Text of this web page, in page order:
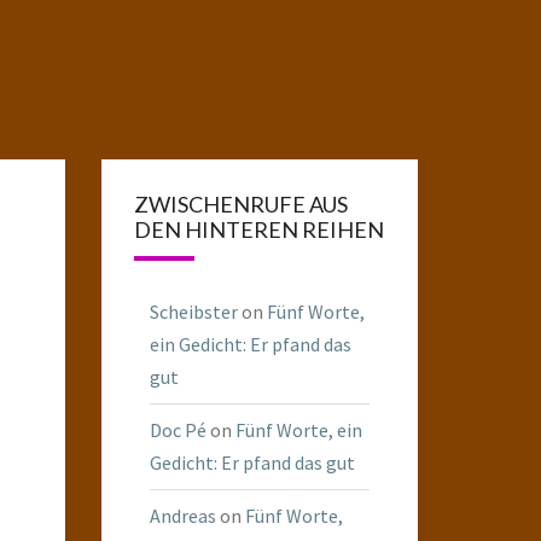
ZWISCHENRUFE AUS
DEN HINTEREN REIHEN
Scheibsteron Fünf Worte,
ein Gedicht: Er pfand das
gut
Doc Pé on Fünf Worte, ein
Gedicht: Er pfand das gut
Andreas on Fünf Worte,